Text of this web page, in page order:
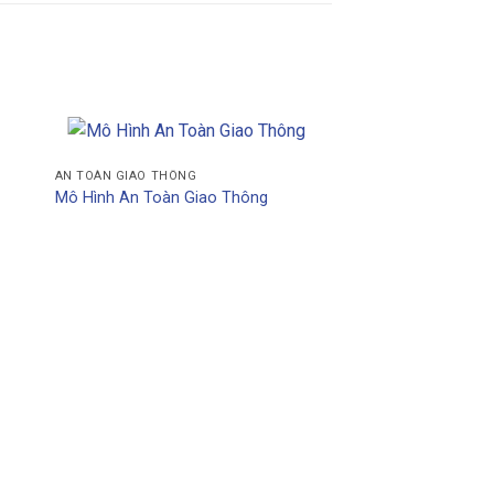
AN TOÀN GIAO THÔNG
Mô Hình An Toàn Giao Thông